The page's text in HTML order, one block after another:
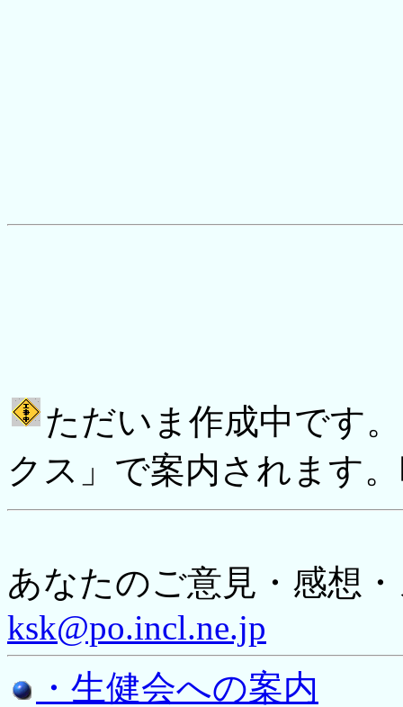
ただいま作成中です
クス」で案内されます
あなたのご意見・感想
ksk@po.incl.ne.jp
・生健会への案内